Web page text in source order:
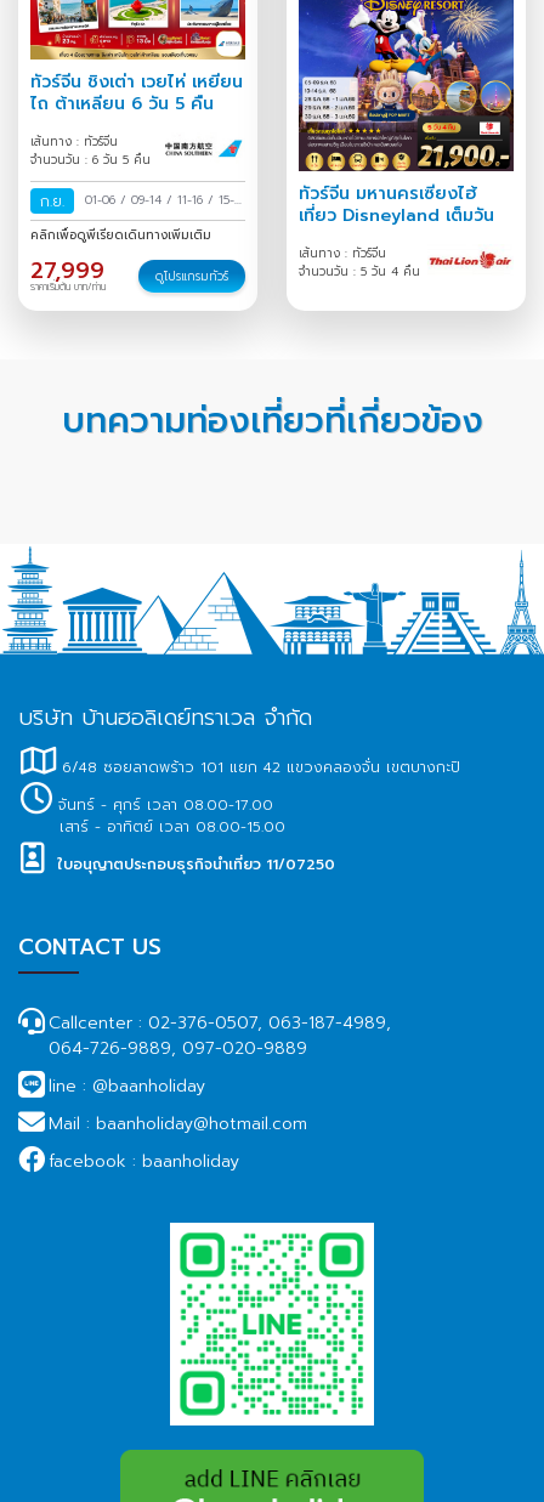
ทัวร์จีน ชิงเต่า เวยไห่ เหยียน
ไถ ต้าเหลียน 6 วัน 5 คืน
เส้นทาง : ทัวร์จีน
จำนวนวัน : 6 วัน 5 คืน
ก.ย. 01-06 / 09-14 / 11-16 / 15-
20/
คลิกเพื่อดูพีเรียดเดินทางเพิ่มเติม
27,999
ราคาเริ่มต้น บาท/ท่าน
ดูโปรแกรมทัวร์
ทัวร์จีน มหานครเซี่ยงไฮ้
เที่ยว Disneyland เต็มวัน
เส้นทาง : ทัวร์จีน
จำนวนวัน : 5 วัน 4 คืน
บทความท่องเที่ยวที่เกี่ยวข้อง
บริษัท บ้านฮอลิเดย์ทราเวล จำกัด
6/48 ซอยลาดพร้าว 101 แยก 42 แขวงคลองจั่น เขตบางกะปิ
จันทร์ - ศุกร์ เวลา 08.00-17.00
เสาร์ - อาทิตย์ เวลา 08.00-15.00
ใบอนุญาตประกอบธุรกิจนำเที่ยว 11/07250
CONTACT US
Callcenter : 02-376-0507, 063-187-4989,
064-726-9889, 097-020-9889
line : @baanholiday
Mail : baanholiday@hotmail.com
facebook : baanholiday